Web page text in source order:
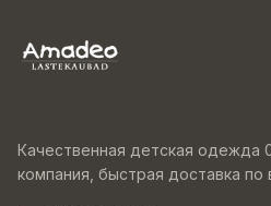
Малыши
Качественная детская одежда
компания, быстрая доставка по